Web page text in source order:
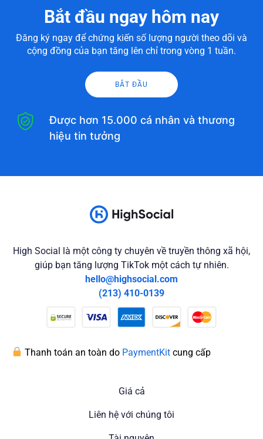
Bắt đầu ngay hôm nay
Đăng ký ngay để chứng kiến số lượng người theo dõi và
cộng đồng của bạn tăng lên chỉ trong vòng 1 tuần.
BẮT ĐẦU
Được hơn 15.000 cá nhân và thương
hiệu tin tưởng
High Social là một công ty chuyên về truyền thông xã hội,
giúp bạn tăng lượng TikTok một cách tự nhiên.
hello@highsocial.com
(213) 410-0139
Thanh toán an toàn do PaymentKit cung cấp
Giá cả
Liên hệ với chúng tôi